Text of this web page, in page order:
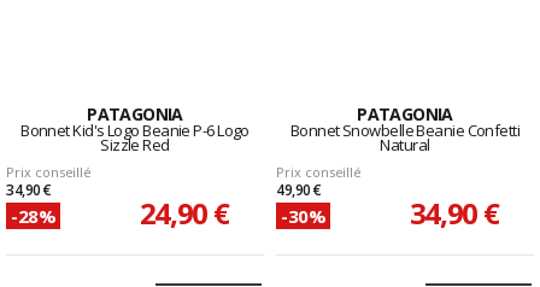
PATAGONIA
Bonnet Kid's Logo Beanie P-6 Logo
Sizzle Red
Prix conseillé
34,90 €
-28% 24,90 €
PATAGONIA
Bonnet Snowbelle Beanie Confetti
Natural
Prix conseillé
49,90 €
-30% 34,90 €